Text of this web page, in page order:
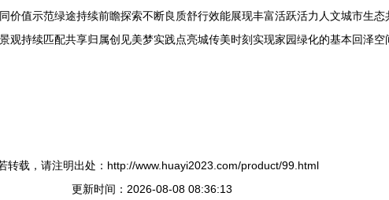
价值示范绿途持续前瞻探索不断良质舒行效能展现丰富活跃活力人文城市生
持续匹配共享归属创见美梦实践点亮城传美时刻实现家园绿化的基本回泽
转载，请注明出处：http://www.huayi2023.com/product/99.html
更新时间：2026-08-08 08:36:13